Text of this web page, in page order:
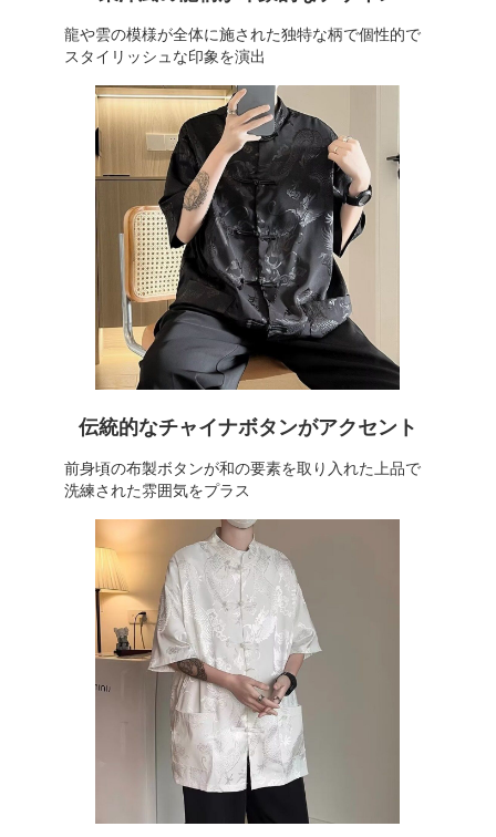
龍や雲の模様が全体に施された独特な柄で個性的で
スタイリッシュな印象を演出
伝統的なチャイナボタンがアクセント
前身頃の布製ボタンが和の要素を取り入れた上品で
洗練された雰囲気をプラス